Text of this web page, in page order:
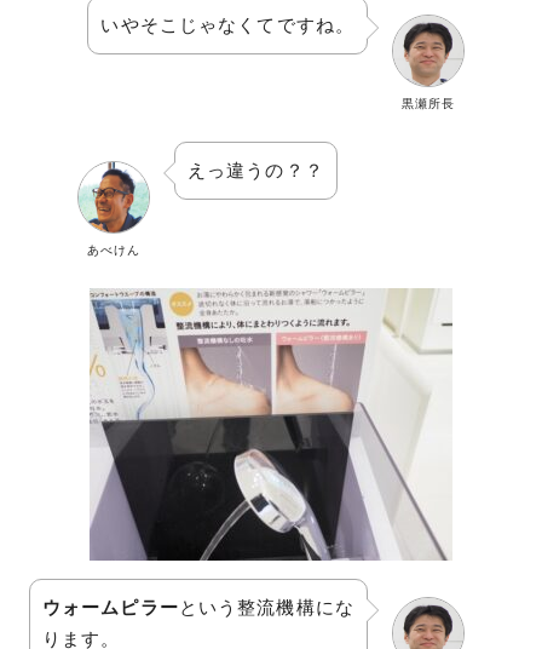
黒瀬所長
いやそこじゃなくてですね。
あべけん
えっ違うの？？
ウォームピラーという整流機構にな
ります。